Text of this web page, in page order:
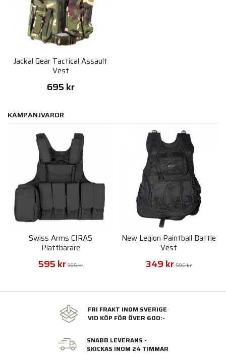
Jackal Gear Tactical Assault
Vest
695 kr
KAMPANJVAROR
Swiss Arms CIRAS
Plattbärare
595 kr 995 kr
New Legion Paintball Battle
Vest
349 kr 595 kr
FRI FRAKT INOM SVERIGE
VID KÖP FÖR ÖVER 600:-
SNABB LEVERANS -
SKICKAS INOM 24 TIMMAR